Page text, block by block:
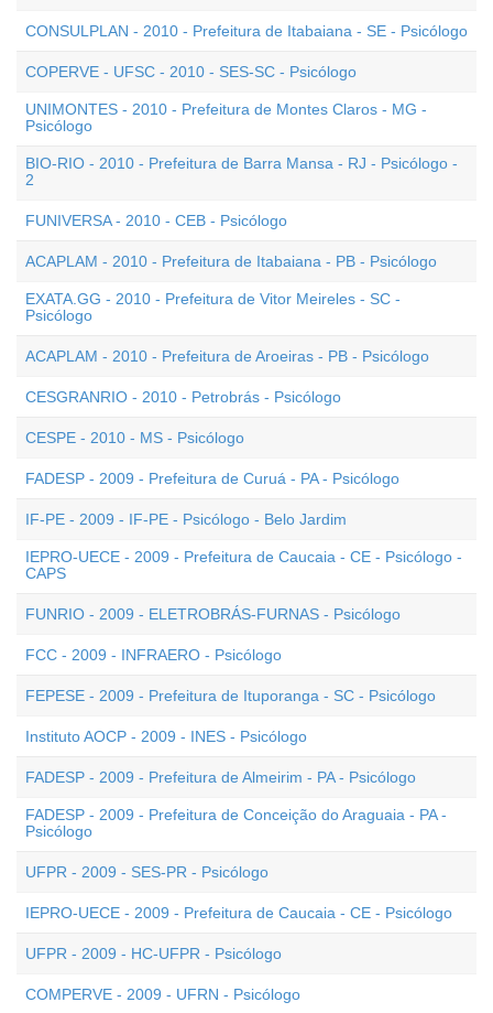
CONSULPLAN - 2010 - Prefeitura de Itabaiana - SE - Psicólogo
COPERVE - UFSC - 2010 - SES-SC - Psicólogo
UNIMONTES - 2010 - Prefeitura de Montes Claros - MG -
Psicólogo
BIO-RIO - 2010 - Prefeitura de Barra Mansa - RJ - Psicólogo -
2
FUNIVERSA - 2010 - CEB - Psicólogo
ACAPLAM - 2010 - Prefeitura de Itabaiana - PB - Psicólogo
EXATA.GG - 2010 - Prefeitura de Vitor Meireles - SC -
Psicólogo
ACAPLAM - 2010 - Prefeitura de Aroeiras - PB - Psicólogo
CESGRANRIO - 2010 - Petrobrás - Psicólogo
CESPE - 2010 - MS - Psicólogo
FADESP - 2009 - Prefeitura de Curuá - PA - Psicólogo
IF-PE - 2009 - IF-PE - Psicólogo - Belo Jardim
IEPRO-UECE - 2009 - Prefeitura de Caucaia - CE - Psicólogo -
CAPS
FUNRIO - 2009 - ELETROBRÁS-FURNAS - Psicólogo
FCC - 2009 - INFRAERO - Psicólogo
FEPESE - 2009 - Prefeitura de Ituporanga - SC - Psicólogo
Instituto AOCP - 2009 - INES - Psicólogo
FADESP - 2009 - Prefeitura de Almeirim - PA - Psicólogo
FADESP - 2009 - Prefeitura de Conceição do Araguaia - PA -
Psicólogo
UFPR - 2009 - SES-PR - Psicólogo
IEPRO-UECE - 2009 - Prefeitura de Caucaia - CE - Psicólogo
UFPR - 2009 - HC-UFPR - Psicólogo
COMPERVE - 2009 - UFRN - Psicólogo